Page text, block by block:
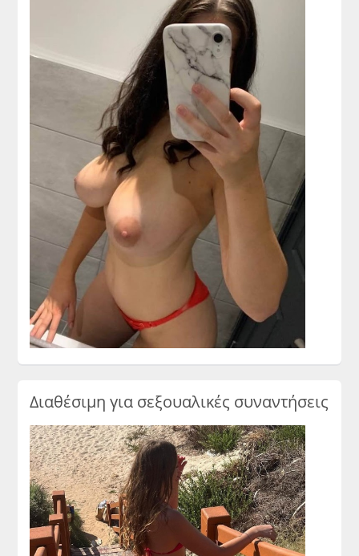
Διαθέσιμη για σεξουαλικές συναντήσεις